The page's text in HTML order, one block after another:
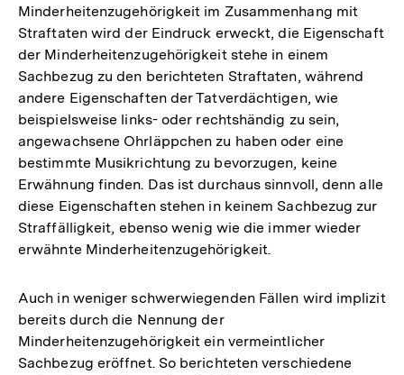
Minderheitenzugehörigkeit im Zusammenhang mit
Straftaten wird der Eindruck erweckt, die Eigenschaft
der Minderheitenzugehörigkeit stehe in einem
Sachbezug zu den berichteten Straftaten, während
andere Eigenschaften der Tatverdächtigen, wie
beispielsweise links- oder rechtshändig zu sein,
angewachsene Ohrläppchen zu haben oder eine
bestimmte Musikrichtung zu bevorzugen, keine
Erwähnung finden. Das ist durchaus sinnvoll, denn alle
diese Eigenschaften stehen in keinem Sachbezug zur
Straffälligkeit, ebenso wenig wie die immer wieder
erwähnte Minderheitenzugehörigkeit.
Auch in weniger schwerwiegenden Fällen wird implizit
bereits durch die Nennung der
Minderheitenzugehörigkeit ein vermeintlicher
Sachbezug eröffnet. So berichteten verschiedene